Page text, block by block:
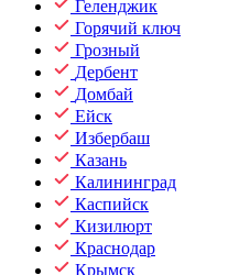
Геленджик
Горячий ключ
Грозный
Дербент
Домбай
Ейск
Избербаш
Казань
Калининград
Каспийск
Кизилюрт
Краснодар
Крымск